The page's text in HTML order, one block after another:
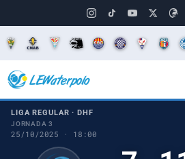
LIGA REGULAR · DHF
JORNADA 3
25/10/2025 · 18:00